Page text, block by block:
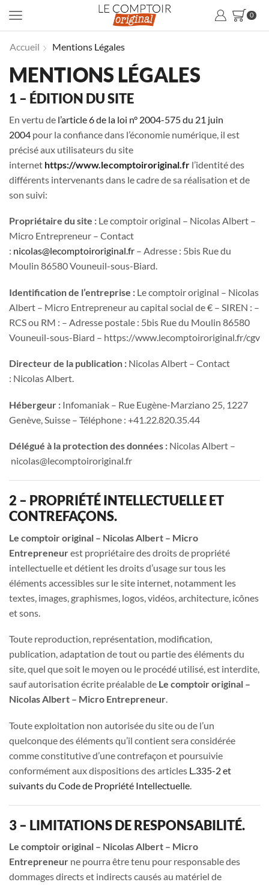
0
Accueil Mentions Légales
MENTIONS LÉGALES
1 – ÉDITION DU SITE
En vertu de l’article 6 de la loi n° 2004-575 du 21 juin
2004 pour la confiance dans l’économie numérique, il est
précisé aux utilisateurs du site
internet https://www.lecomptoiroriginal.fr l’identité des
différents intervenants dans le cadre de sa réalisation et de
son suivi:
Propriétaire du site : Le comptoir original – Nicolas Albert –
Micro Entrepreneur – Contact
: nicolas@lecomptoiroriginal.fr – Adresse : 5bis Rue du
Moulin 86580 Vouneuil-sous-Biard.
Identification de l’entreprise : Le comptoir original – Nicolas
Albert – Micro Entrepreneur au capital social de € – SIREN : –
RCS ou RM : – Adresse postale : 5bis Rue du Moulin 86580
Vouneuil-sous-Biard – https://www.lecomptoiroriginal.fr/cgv
Directeur de la publication : Nicolas Albert – Contact
: Nicolas Albert.
Hébergeur : Infomaniak – Rue Eugène-Marziano 25, 1227
Genève, Suisse – Téléphone : +41.22.820.35.44
Délégué à la protection des données : Nicolas Albert –
nicolas@lecomptoiroriginal.fr
2 – PROPRIÉTÉ INTELLECTUELLE ET
CONTREFAÇONS.
Le comptoir original – Nicolas Albert – Micro
Entrepreneurest propriétaire des droits de propriété
intellectuelle et détient les droits d’usage sur tous les
éléments accessibles sur le site internet, notamment les
textes, images, graphismes, logos, vidéos, architecture, icônes
et sons.
Toute reproduction, représentation, modification,
publication, adaptation de tout ou partie des éléments du
site, quel que soit le moyen ou le procédé utilisé, est interdite,
sauf autorisation écrite préalable de Le comptoir original –
Nicolas Albert – Micro Entrepreneur.
Toute exploitation non autorisée du site ou de l’un
quelconque des éléments qu’il contient sera considérée
comme constitutive d’une contrefaçon et poursuivie
conformément aux dispositions des articles L.335-2 et
suivants du Code de Propriété Intellectuelle
3 – LIMITATIONS DE RESPONSABILITÉ.
Le comptoir original – Nicolas Albert – Micro
Entrepreneur ne pourra être tenu pour responsable des
dommages directs et indirects causés au matériel de